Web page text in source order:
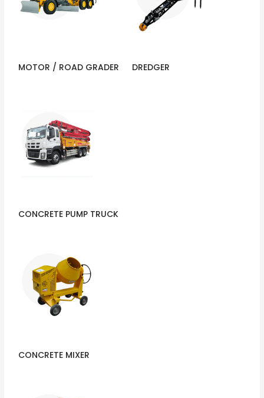
MOTOR / ROAD GRADER DREDGER
CONCRETE PUMP TRUCK
CONCRETE MIXER